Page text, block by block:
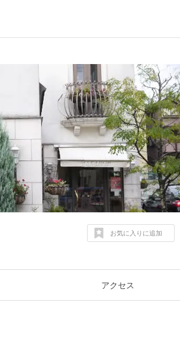
お気に入りに追加
アクセス